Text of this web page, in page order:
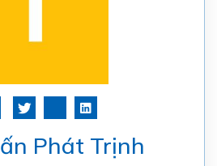
Phát Trịnh